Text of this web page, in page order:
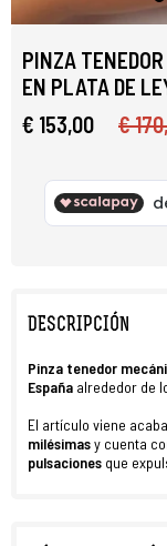
PINZA
EN PLATA DE
€ 153,00
€
DESCRIPCIÓN
Pinza tenedor
España alrededor de
El artículo viene
milésimasy cuenta
pulsaciones que